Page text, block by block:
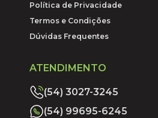
Política de Privacidade
Termos e Condições
Dúvidas Frequentes
ATENDIMENTO
(54) 3027-3245
(54) 99695-6245